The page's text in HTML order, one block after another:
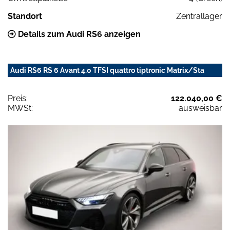
Standort
Zentrallager
Details zum Audi RS6 anzeigen
Audi RS6 RS 6 Avant 4.0 TFSI quattro tiptronic Matrix/Sta
Preis:
122.040,00 €
MWSt:
ausweisbar